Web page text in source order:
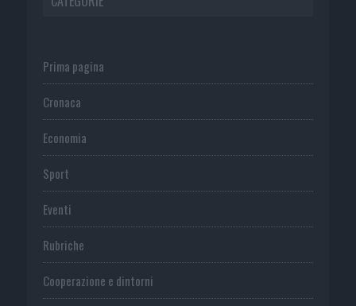
Prima pagina
Cronaca
Economia
Sport
Eventi
Rubriche
Cooperazione e dintorni